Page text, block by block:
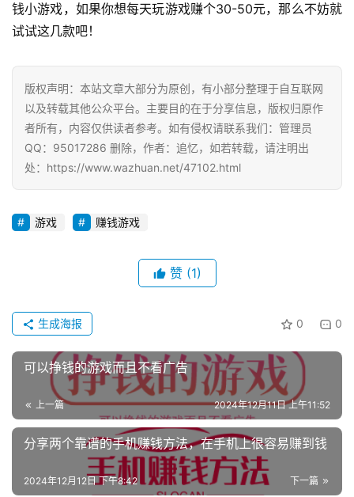
钱小游戏，如果你想每天玩游戏赚个30-50元，那么不妨就
试试这几款吧！​​​​
版权声明：本站文章大部分为原创，有小部分整理于自互联网
以及转载其他公众平台。主要目的在于分享信息，版权归原作
者所有，内容仅供读者参考。如有侵权请联系我们：管理员
QQ：95017286 删除，作者：追忆，如若转载，请注明出
处：https://www.wazhuan.net/47102.html
游戏 赚钱游戏
赞 (1)
0 0
生成海报
可以挣钱的游戏而且不看广告
上一篇 2024年12月11日 上午11:52
分享两个靠谱的手机赚钱方法，在手机上很容易赚到钱
下一篇
2024年12月12日 下午8:42